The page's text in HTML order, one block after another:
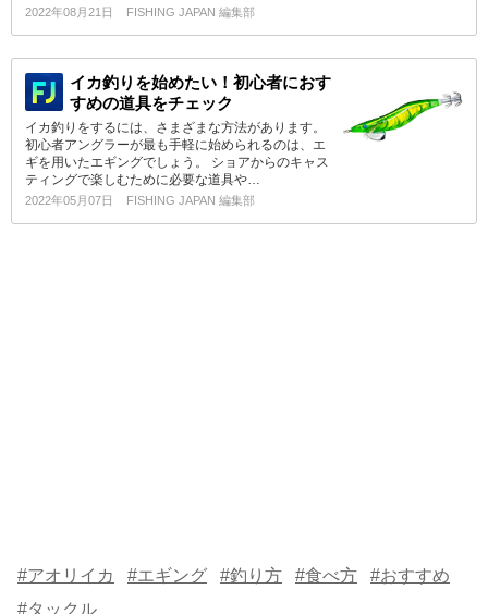
2022年08月21日 FISHING JAPAN 編集部
イカ釣りを始めたい！初心者におす
すめの道具をチェック
イカ釣りをするには、さまざまな方法があります。
初心者アングラーが最も手軽に始められるのは、エ
ギを用いたエギングでしょう。 ショアからのキャス
ティングで楽しむために必要な道具や…
2022年05月07日 FISHING JAPAN 編集部
#アオリイカ #エギング #釣り方 #食べ方
#おすすめ
#タックル